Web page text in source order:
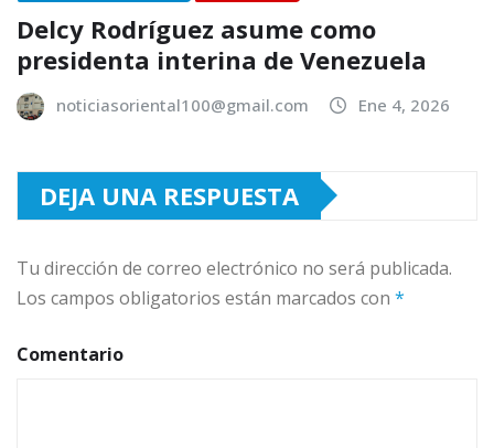
Delcy Rodríguez asume como
presidenta interina de Venezuela
noticiasoriental100@gmail.com Ene 4, 2026
DEJA UNA RESPUESTA
Tu dirección de correo electrónico no será publicada.
Los campos obligatorios están marcados con *
Comentario